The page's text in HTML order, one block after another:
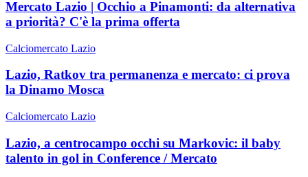
Mercato Lazio | Occhio a Pinamonti: da alternativa
a priorità? C'è la prima offerta
Calciomercato Lazio
Lazio, Ratkov tra permanenza e mercato: ci prova
la Dinamo Mosca
Calciomercato Lazio
Lazio, a centrocampo occhi su Markovic: il baby
talento in gol in Conference / Mercato